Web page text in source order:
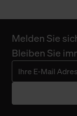
Melden Sie
Bleiben Sie